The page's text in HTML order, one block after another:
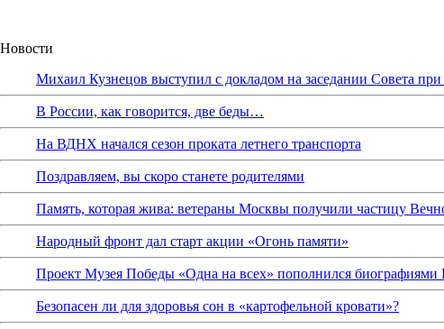
Новости
Михаил Кузнецов выступил с докладом на заседании Совета
В России, как говорится, две беды…
На ВДНХ начался сезон проката летнего транспорта
Поздравляем, вы скоро станете родителями
Память, которая жива: ветераны Москвы получили частицу
Народный фронт дал старт акции «Огонь памяти»
Проект Музея Победы «Одна на всех» пополнился биографиями
Безопасен ли для здоровья сон в «картофельной кровати»?